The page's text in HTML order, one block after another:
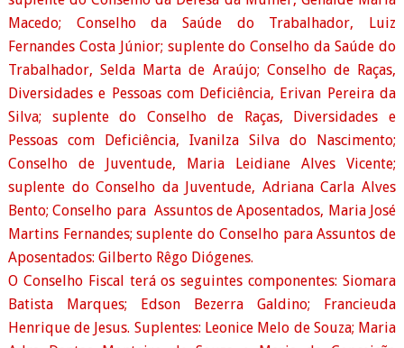
Macedo; Conselho da Saúde do Trabalhador, Luiz
Fernandes Costa Júnior; suplente do Conselho da Saúde do
Trabalhador, Selda Marta de Araújo; Conselho de Raças,
Diversidades e Pessoas com Deficiência, Erivan Pereira da
Silva; suplente do Conselho de Raças, Diversidades e
Pessoas com Deficiência, Ivanilza Silva do Nascimento;
Conselho de Juventude, Maria Leidiane Alves Vicente;
suplente do Conselho da Juventude, Adriana Carla Alves
Bento; Conselho para Assuntos de Aposentados, Maria José
Martins Fernandes; suplente do Conselho para Assuntos de
Aposentados: Gilberto Rêgo Diógenes.
O Conselho Fiscal terá os seguintes componentes: Siomara
Batista Marques; Edson Bezerra Galdino; Francieuda
Henrique de Jesus. Suplentes: Leonice Melo de Souza; Maria